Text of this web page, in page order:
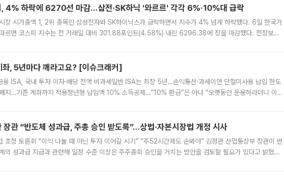
, 4% 하락에 6270선 마감…삼전·SK하닉 '와르르' 각각 6%·10%대 급락
장 시가총액 1, 2위 종목인 삼성전자와 SK하이닉스가 급락하면서 지수가 4% 넘게 하락했다. 6일 한국거
르면 코스피 지수는 전 거래일 대비 301.88포인트(4.58%) 내린 6296.38에 장을 마감했다. 전장보다
, 5년마다 깨라고요? [이슈크래커]
융 ISA, 국내 투자 이자·배당 전액 비과세일반 ISA는 최장 5년…손익통산·과세이연 단절미사용 납입 한도
지…기존 계좌까지 적용청년형 납입액 10% 소득공제…“10% 환급”은 아냐 “오랫동안 운용하라더니 이제
장관 “반도체 성과급, 주총 승인 받도록”…상법·자본시장법 개정 시사
초청 토론회 “이익 나눌 때 아닌 투자 이어갈 시기” “주52시간제도 손봐야” 김정관 산업통상부 장관이 반
의 성과급 지급과 관련해 일정 수준 이상은 주주총회 승인을 거치는 방안을 검토할 필요가 있다고 밝혔다.